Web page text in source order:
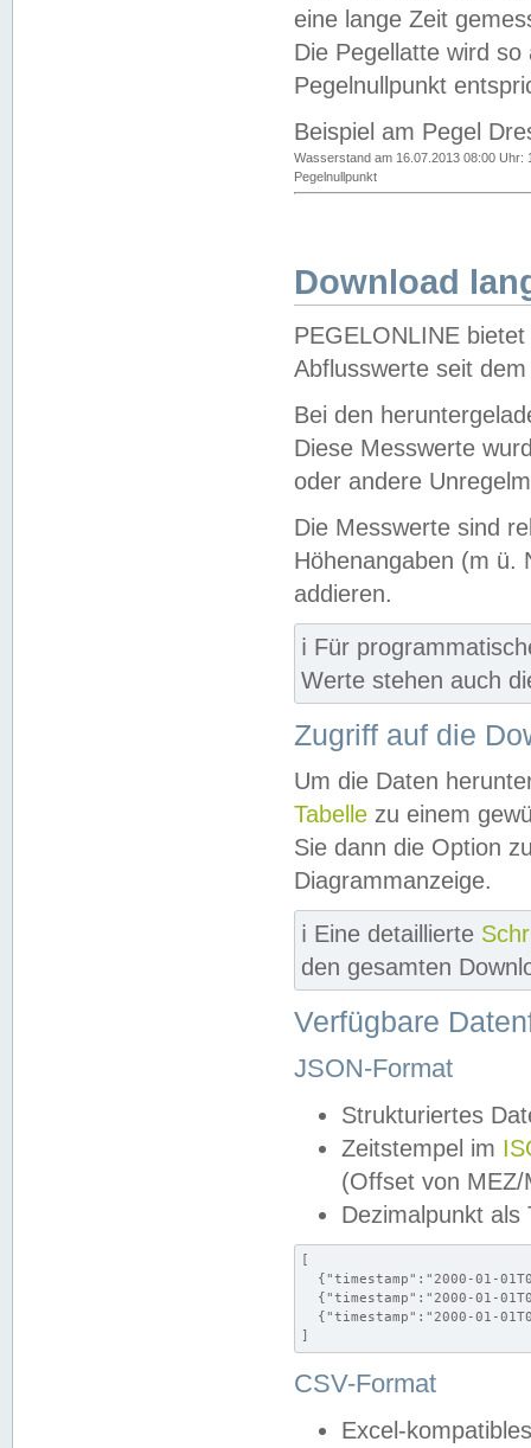
eine lange Zeit
Die Pegellatte wird
Pegelnullpunkt
Beispiel am Pegel
Wasserstand am 16.07.2013 08:00 Uhr:
Pegelnullpunkt
Download
PEGELONLINE
Abflusswerte seit
Bei den
Diese Messwerte
oder andere
Die Messwerte sind
Höhenangaben (m ü.
addieren.
ℹ️ Für
Werte stehen auch
Zugriff auf die
Um die Daten
Tabelle zu einem
Sie dann die Option
Diagrammanzeige.
ℹ️ Eine detaillierte
den gesamten
Verfügbare
JSON-Format
Strukturiertes
Zeitstempel im
(Offset von MEZ/
Dezimalpunkt als
[
{"timestamp":"2000-01-
{"timestamp":"2000-01-
{"timestamp":"2000-01-
]
CSV-Format
Excel-